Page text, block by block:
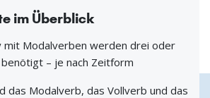
im Überblick
mit Modalverben werden drei oder
– je nach Zeitform
das Modalverb, das Vollverb und das